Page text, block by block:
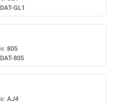
GL1
805
805
AJ4